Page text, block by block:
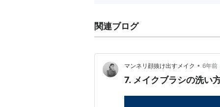
関連ブログ
マンネリ顔抜け出すメイク • 6年前
7. メイクブラシの洗い